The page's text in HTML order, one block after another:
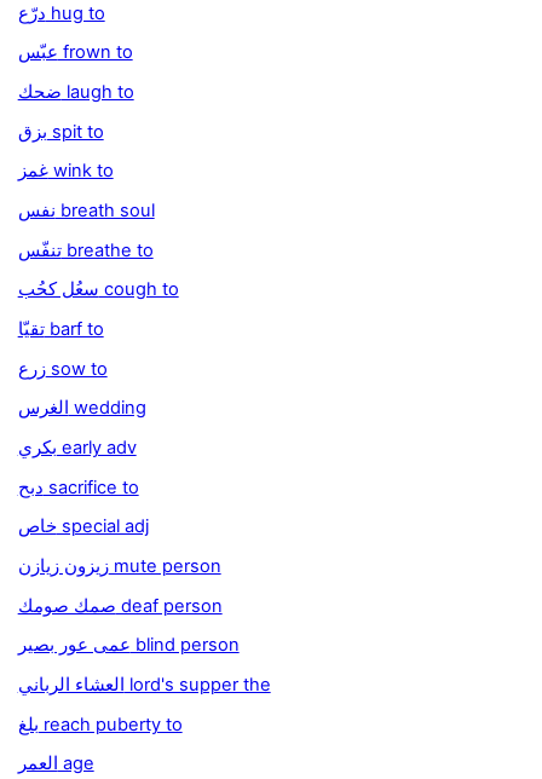
درّع hug to
عبّس frown to
ضحك laugh to
بزق spit to
غمز wink to
نفس breath soul
تنفّس breathe to
سعُل كحُب cough to
تقيّا barf to
زرع sow to
الغرس wedding
بكري early adv
دبح sacrifice to
خاص special adj
زيزون زيازن mute person
صمك صومك deaf person
عمى عور بصير blind person
العشاء الرباني lord's supper the
بلغ reach puberty to
العمر age